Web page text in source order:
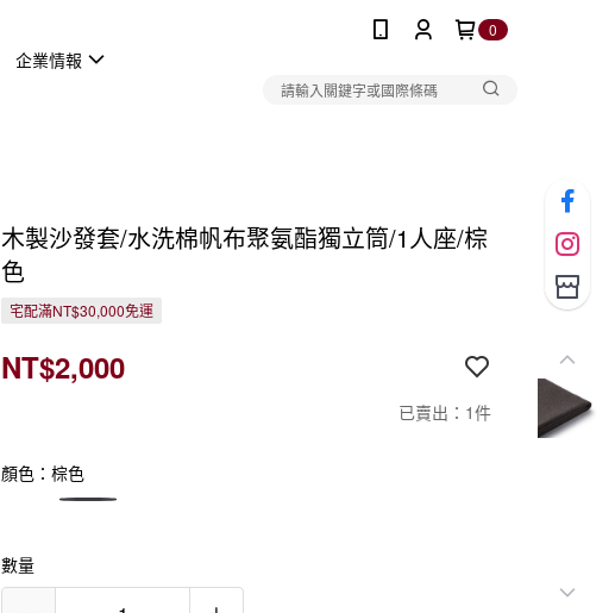
0
企業情報
木製沙發套/水洗棉帆布聚氨酯獨立筒/1人座/棕
色
宅配滿NT$30,000免運
NT$2,000
已賣出：1件
顏色：棕色
數量